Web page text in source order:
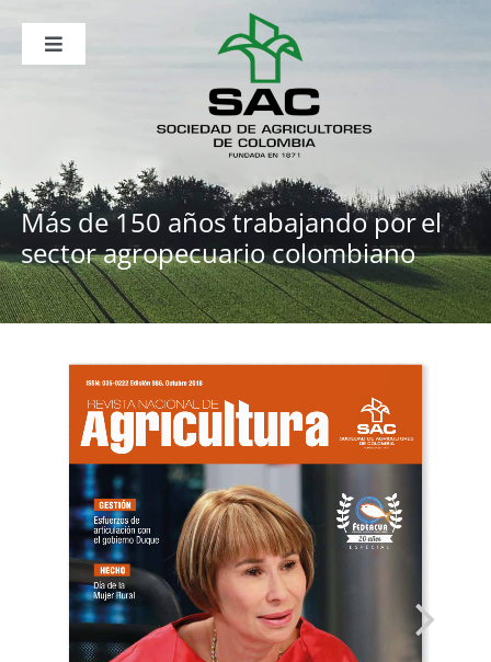
contenido
Toggle
Publicaciones
Sala de Prensa
Eventos
Más de 150 años trabajando porel
sector agropecuario colombiano